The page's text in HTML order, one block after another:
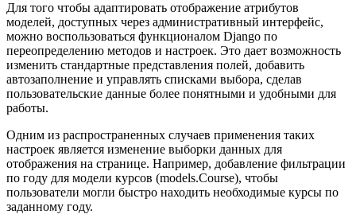
Для того чтобы адаптировать отображение атрибутов
моделей, доступных через административный интерфейс,
можно воспользоваться функционалом Django по
переопределению методов и настроек. Это дает возможность
изменить стандартные представления полей, добавить
автозаполнение и управлять списками выбора, сделав
пользовательские данные более понятными и удобными для
работы.
Одним из распространенных случаев применения таких
настроек является изменение выборки данных для
отображения на странице. Например, добавление фильтрации
по году для модели курсов (models.Course), чтобы
пользователи могли быстро находить необходимые курсы по
заданному году.